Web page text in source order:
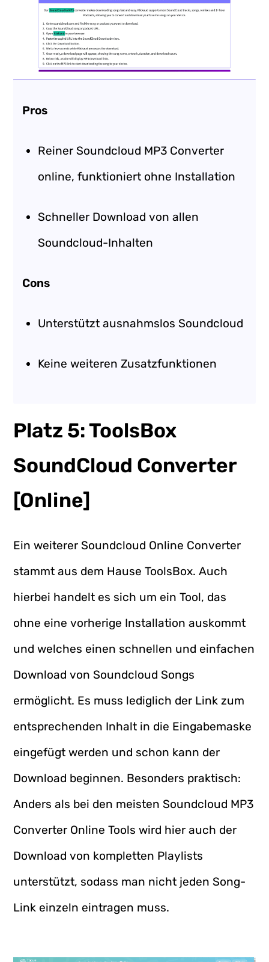
Pros
Reiner Soundcloud MP3 Converter
online, funktioniert ohne Installation
Schneller Download von allen
Soundcloud-Inhalten
Cons
Unterstützt ausnahmslos Soundcloud
Keine weiteren Zusatzfunktionen
Platz 5: ToolsBox
SoundCloud Converter
[Online]
Ein weiterer Soundcloud Online Converter
stammt aus dem Hause ToolsBox. Auch
hierbei handelt es sich um ein Tool, das
ohne eine vorherige Installation auskommt
und welches einen schnellen und einfachen
Download von Soundcloud Songs
ermöglicht. Es muss lediglich der Link zum
entsprechenden Inhalt in die Eingabemaske
eingefügt werden und schon kann der
Download beginnen. Besonders praktisch:
Anders als bei den meisten Soundcloud MP3
Converter Online Tools wird hier auch der
Download von kompletten Playlists
unterstützt, sodass man nicht jeden Song-
Link einzeln eintragen muss.